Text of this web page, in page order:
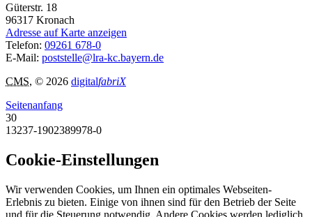
Güterstr. 18
96317 Kronach
Adresse auf Karte anzeigen
Telefon: 09261 678-0
E-Mail: poststelle@lra-kc.bayern.de
CMS, © 2026 digitalfabriX
Seitenanfang
30
13237-1902389978-0
Cookie-Einstellungen
Wir verwenden Cookies, um Ihnen ein optimales Webseiten-
Erlebnis zu bieten. Einige von ihnen sind für den Betrieb der Seite
und für die Steuerung notwendig. Andere Cookies werden lediglich